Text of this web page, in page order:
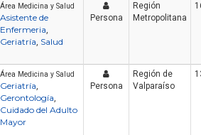
Área Medicina y Salud
Asistente de
Enfermeria,
Geriatría, Salud
Persona
Región
Metropolitana
Área Medicina y Salud
Geriatría,
Gerontología,
Cuidado del Adulto
Mayor
Persona
Región de
Valparaíso